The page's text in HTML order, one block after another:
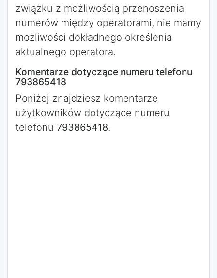
zwiążku z możliwością przenoszenia
numerów między operatorami, nie mamy
możliwości dokładnego określenia
aktualnego operatora.
Komentarze dotyczące numeru telefonu
793865418
Poniżej znajdziesz komentarze
użytkowników dotyczące numeru
telefonu 793865418.